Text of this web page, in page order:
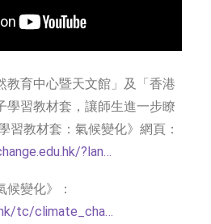
教育中心暨天文館」及「香港
學習教材套，讓師生進一步瞭
習教材套：氣候變化》網頁：
?lan…
候變化》：
tc/climate_cha…